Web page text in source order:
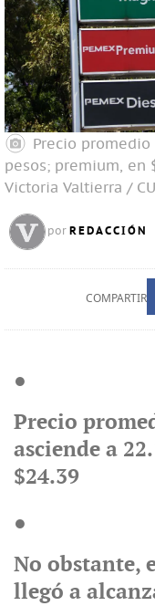
Precio promedio
pesos; premium, en
Victoria Valtierra /
por REDACCIÓN
COMPARTIR
●
Precio
asciende a
$24.39
●
No obstante,
llegó a